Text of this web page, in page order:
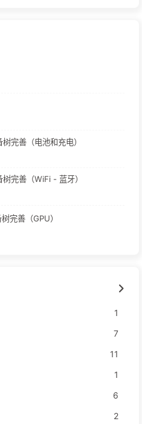
完善（电池和充电）
完善（WiFi - 蓝牙）
完善（GPU）
1
7
11
1
6
2